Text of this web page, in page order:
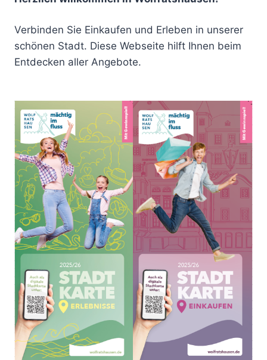
Verbinden Sie Einkaufen und Erleben in unserer
schönen Stadt. Diese Webseite hilft Ihnen beim
Entdecken aller Angebote.